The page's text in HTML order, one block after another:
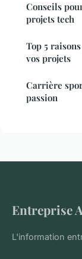
Conseils
projets tech
Top 5
vos projets
Carrière
passion
Entreprise
L'information